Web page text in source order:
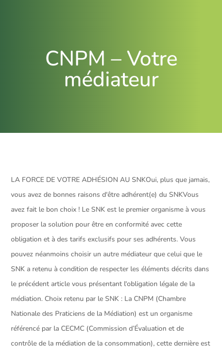
CNPM – Votre
médiateur
LA FORCE DE VOTRE ADHÉSION AU SNKOui, plus que jamais,
vous avez de bonnes raisons d'être adhérent(e) du SNKVous
avez fait le bon choix ! Le SNK est le premier organisme à vous
proposer la solution pour être en conformité avec cette
obligation et à des tarifs exclusifs pour ses adhérents. Vous
pouvez néanmoins choisir un autre médiateur que celui que le
SNK a retenu à condition de respecter les éléments décrits dans
le précédent article vous présentant l'obligation légale de la
médiation. Choix retenu par le SNK : La CNPM (Chambre
Nationale des Praticiens de la Médiation) est un organisme
référencé par la CECMC (Commission d’Évaluation et de
contrôle de la médiation de la consommation), cette dernière est